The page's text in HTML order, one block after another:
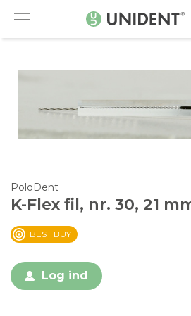
Menu
KONTAKT
PoloDent
K-Flex fil, nr. 30, 21
BEST BUY
Log ind